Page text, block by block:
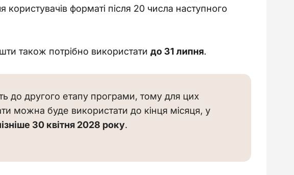
форматі після 20 числа наступного
також потрібно використати до 31 липня.
до другого етапу програми, тому для цих
можна буде використати до кінця місяця, у
30 квітня 2028 року.